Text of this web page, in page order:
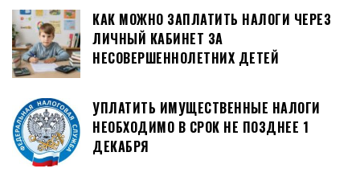
КАК МОЖНО ЗАПЛАТИТЬ НАЛОГИ ЧЕРЕЗ
ЛИЧНЫЙ КАБИНЕТ ЗА
НЕСОВЕРШЕННОЛЕТНИХ ДЕТЕЙ
УПЛАТИТЬ ИМУЩЕСТВЕННЫЕ НАЛОГИ
НЕОБХОДИМО В СРОК НЕ ПОЗДНЕЕ 1
ДЕКАБРЯ